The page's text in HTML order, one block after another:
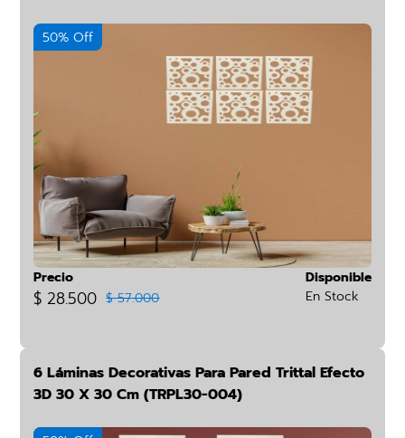
50% Off
Precio
$ 28.500 $ 57.000
Disponible
En Stock
6 Láminas Decorativas Para Pared Trittal Efecto
3D 30 X 30 Cm (TRPL30-004)